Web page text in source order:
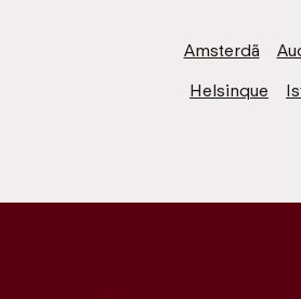
Amsterdã
Helsinque